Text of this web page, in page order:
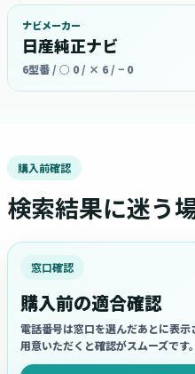
ナビメーカー
日産純正ナビ
6型番 / ○ 0 / × 6 / − 0
購入前確認
検索結果に迷う
窓口確認
購入前の適合確認
電話番号は窓口を選んだあとに表
用意いただくと確認がスムーズです。